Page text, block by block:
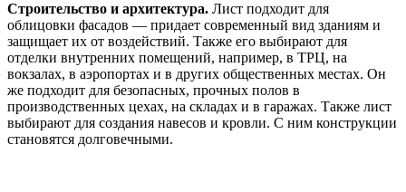
Строительство и архитектура. Лист подходит для
облицовки фасадов — придает современный вид зданиям и
защищает их от воздействий. Также его выбирают для
отделки внутренних помещений, например, в ТРЦ, на
вокзалах, в аэропортах и в других общественных местах. Он
же подходит для безопасных, прочных полов в
производственных цехах, на складах и в гаражах. Также лист
выбирают для создания навесов и кровли. С ним конструкции
становятся долговечными.